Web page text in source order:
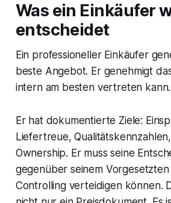
Was ein Einkäufer
entscheidet
Ein professioneller Einkäufer
beste Angebot. Er genehmigt
intern am besten vertreten kann.
Er hat dokumentierte Ziele:
Liefertreue,
Ownership. Er muss seine
gegenüber seinem
Controlling verteidigen können.